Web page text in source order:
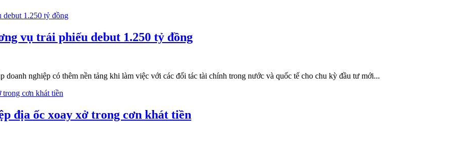
vụ trái phiếu debut 1.250 tỷ đồng
nghiệp có thêm nền tảng khi làm việc với các đối tác tài chính trong nước và quốc tế cho chu kỳ đầu tư mới...
địa ốc xoay xở trong cơn khát tiền